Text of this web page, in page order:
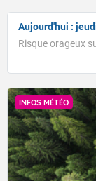
Aujourd'hui :
Risque orageux
INFOS MÉTÉO